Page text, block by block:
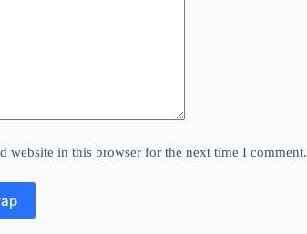
website in this browser for the next time I comment.